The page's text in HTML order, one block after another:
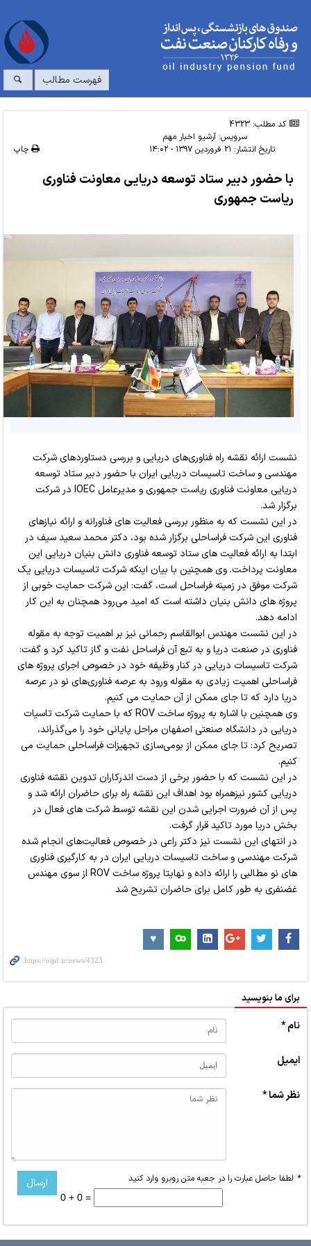
فهرست مطالب
کد مطلب: 4323
سرویس:آرشیو اخبار مهم
تاریخ انتشار: ۲۱ فروردین ۱۳۹۷ - ۱۴:۰۲ چاپ
با حضور دبیر ستاد توسعه دریایی معاونت فناوری
ریاست جمهوری
نشست ارائه نقشه راه فناوری‌های دریایی و بررسی دستاوردهای شرکت
مهندسی و ساخت تاسیسات دریایی ایران با حضور دبیر ستاد توسعه
دریایی معاونت فناوری ریاست جمهوری و مدیرعامل IOEC در شرکت
برگزار شد.
در این نشست که به منظور بررسی فعالیت های فناورانه و ارائه نیازهای
فناوری این شرکت فراساحلی برگزار شده بود، دکتر محمد سعید سیف در
ابتدا به ارائه فعالیت های ستاد توسعه فناوری دانش بنیان دریایی این
معاونت پرداخت. وی همچنین با بیان اینکه شرکت تاسیسات دریایی یک
شرکت موفق در زمینه فراساحل است، گفت: این شرکت حمایت خوبی از
پروژه های دانش بنیان داشته است که امید می‌رود همچنان به این کار
ادامه دهد.
در این نشست مهندس ابوالقاسم رحمانی نیز بر اهمیت توجه به مقوله
فناوری در صنعت دریا و به تبع آن فراساحل نفت و گاز تاکید کرد و گفت:
شرکت تاسیسات دریایی در کنار وظیفه خود در خصوص اجرای پروژه های
فراساحلی اهمیت زیادی به مقوله ورود به عرصه فناوری‌های نو در عرصه
دریا دارد که تا جای ممکن از آن حمایت می کنیم.
وی همچنین با اشاره به پروژه ساخت ROV که با حمایت شرکت تاسیات
دریایی در دانشگاه صنعتی اصفهان مراحل پایانی خود را می‌گذراند،
‌تصریح کرد: تا جای ممکن از بومی‌سازی تجهیزات فراساحلی حمایت می
کنیم.
در این نشست که با حضور برخی از دست اندرکاران تدوین نقشه فناوری
دریایی کشور نیزهمراه بود اهداف این نقشه راه برای حاضران ارائه شد و
پس از آن ضرورت اجرایی شدن این نقشه توسط شرکت های فعال در
بخش دریا مورد تاکید قرار گرفت.
در انتهای این نشست نیز دکتر راعی در خصوص فعالیت‌های انجام شده
شرکت مهندسی و ساخت تاسیسات دریایی ایران در به کارگیری فناوری
های نو مطالبی را ارائه داده و نهایتا پروژه ساخت ROV از سوی مهندس
غضنفری به طور کامل برای حاضران تشریح شد
برای ما بنویسید
نام *
ایمیل
نظر شما *
* لطفا حاصل عبارت را در جعبه متن روبرو وارد کنید
0 + 0 =